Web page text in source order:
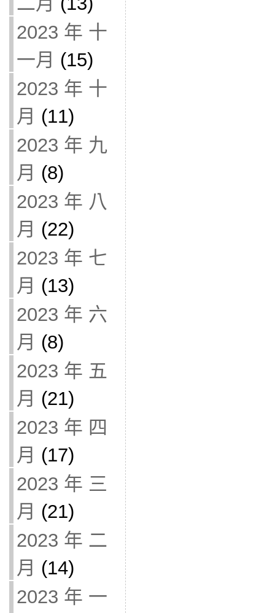
2023 年 十
一月 (15)
2023 年 十
月 (11)
2023 年 九
月 (8)
2023 年 八
月 (22)
2023 年 七
月 (13)
2023 年 六
月 (8)
2023 年 五
月 (21)
2023 年 四
月 (17)
2023 年 三
月 (21)
2023 年 二
月 (14)
2023 年 一